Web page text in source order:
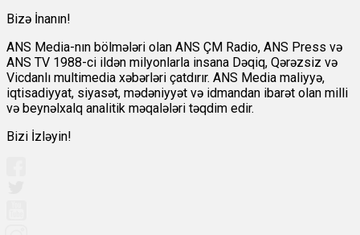
Bizə İnanın!
ANS Media-nın bölmələri olan ANS ÇM Radio, ANS Press və
ANS TV 1988-ci ildən milyonlarla insana Dəqiq, Qərəzsiz və
Vicdanlı multimedia xəbərləri çatdırır. ANS Media maliyyə,
iqtisadiyyat, siyasət, mədəniyyət və idmandan ibarət olan milli
və beynəlxalq analitik məqalələri təqdim edir.
Bizi İzləyin!